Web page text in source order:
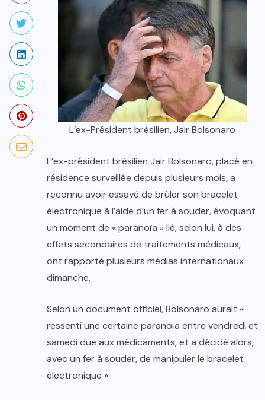
L’ex-Président brésilien, Jair Bolsonaro
L’ex-président brésilien Jair Bolsonaro, placé en
résidence surveillée depuis plusieurs mois, a
reconnu avoir essayé de brûler son bracelet
électronique à l’aide d’un fer à souder, évoquant
un moment de « paranoïa » lié, selon lui, à des
effets secondaires de traitements médicaux,
ont rapporté plusieurs médias internationaux
dimanche.
Selon un document officiel, Bolsonaro aurait «
ressenti une certaine paranoïa entre vendredi et
samedi due aux médicaments, et a décidé alors,
avec un fer à souder, de manipuler le bracelet
électronique ».